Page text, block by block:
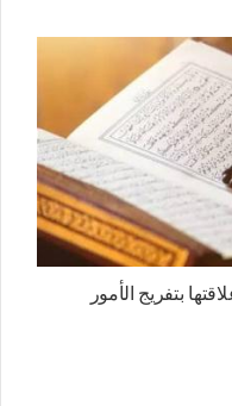
بتفريج الأمور